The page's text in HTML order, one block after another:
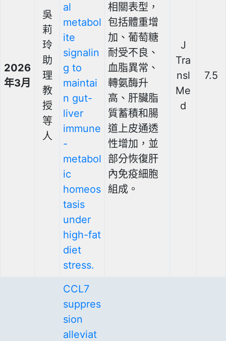
2026
年3月
吳
莉
玲
助
理
教
授
等
人
al
metabol
ite
signalin
g to
maintai
n gut-
liver
immune
-
metabol
ic
homeos
tasis
under
high-fat
diet
stress.
相關表型，
包括體重增
加、葡萄糖
耐受不良、
血脂異常、
轉氨酶升
高、肝臟脂
質蓄積和腸
道上皮通透
性增加，並
部分恢復肝
內免疫細胞
組成。
J
Tra
nsl
Me
d
7.5
CCL7
suppres
sion
alleviat